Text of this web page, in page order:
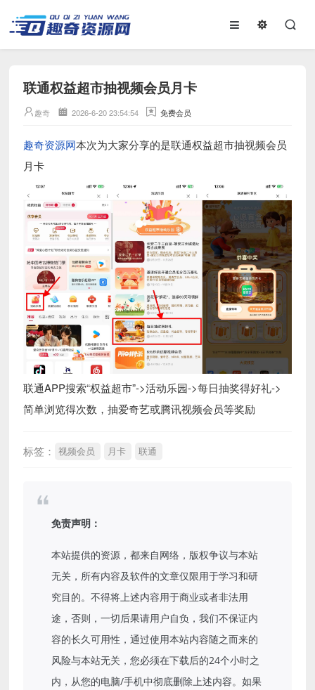
联通权益超市抽视频会员月卡
趣奇 2026-6-20 23:54:54 免费会员
趣奇资源网本次为大家分享的是联通权益超市抽视频会员
月卡
联通APP搜索“权益超市”->活动乐园->每日抽奖得好礼->
简单浏览得次数，抽爱奇艺或腾讯视频会员等奖励
标签： 视频会员 月卡 联通
免责声明：
本站提供的资源，都来自网络，版权争议与本站
无关，所有内容及软件的文章仅限用于学习和研
究目的。不得将上述内容用于商业或者非法用
途，否则，一切后果请用户自负，我们不保证内
容的长久可用性，通过使用本站内容随之而来的
风险与本站无关，您必须在下载后的24个小时之
内，从您的电脑/手机中彻底删除上述内容。如果